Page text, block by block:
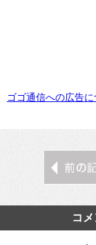
ゴゴ通信への広告
コ